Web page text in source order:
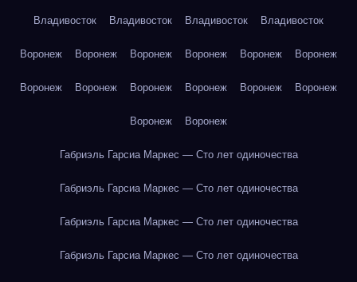
Владивосток Владивосток Владивосток Владивосток
Воронеж Воронеж Воронеж Воронеж Воронеж Воронеж
Воронеж Воронеж Воронеж Воронеж Воронеж Воронеж
Воронеж Воронеж
Габриэль Гарсиа Маркес — Сто лет одиночества
Габриэль Гарсиа Маркес — Сто лет одиночества
Габриэль Гарсиа Маркес — Сто лет одиночества
Габриэль Гарсиа Маркес — Сто лет одиночества